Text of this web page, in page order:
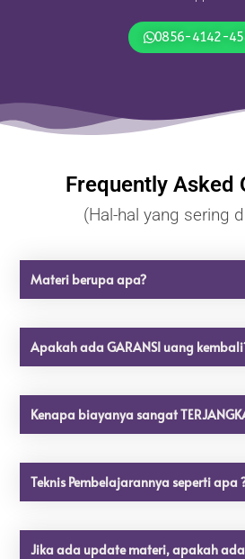
0856-4142-
Frequently Asked
(Hal-hal yang sering
Materi berupa apa?
Apakah ada GARANSI uang
Kenapa biayanya sangat
Teknis Pembelajarannya seperti apa
Jika ada update materi, apakah